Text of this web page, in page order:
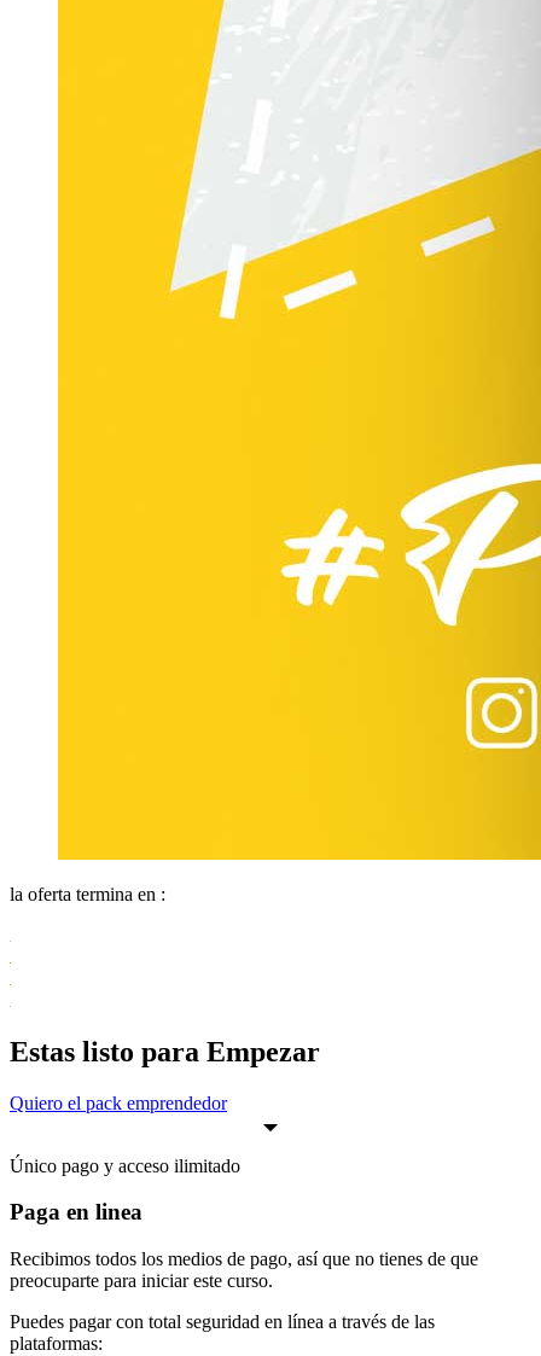
la oferta termina en :
Estas listo para Empezar
Quiero el pack emprendedor
Único pago y acceso ilimitado
Paga en linea
Recibimos todos los medios de pago, así que no tienes de que
preocuparte para iniciar este curso.
Puedes pagar con total seguridad en línea a través de las
plataformas: